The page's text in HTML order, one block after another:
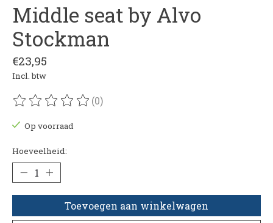
Middle seat by Alvo
Stockman
€23,95
Incl. btw
De beoordeling van dit product is
(0)
Op voorraad
Hoeveelheid:
Toevoegen aan winkelwagen